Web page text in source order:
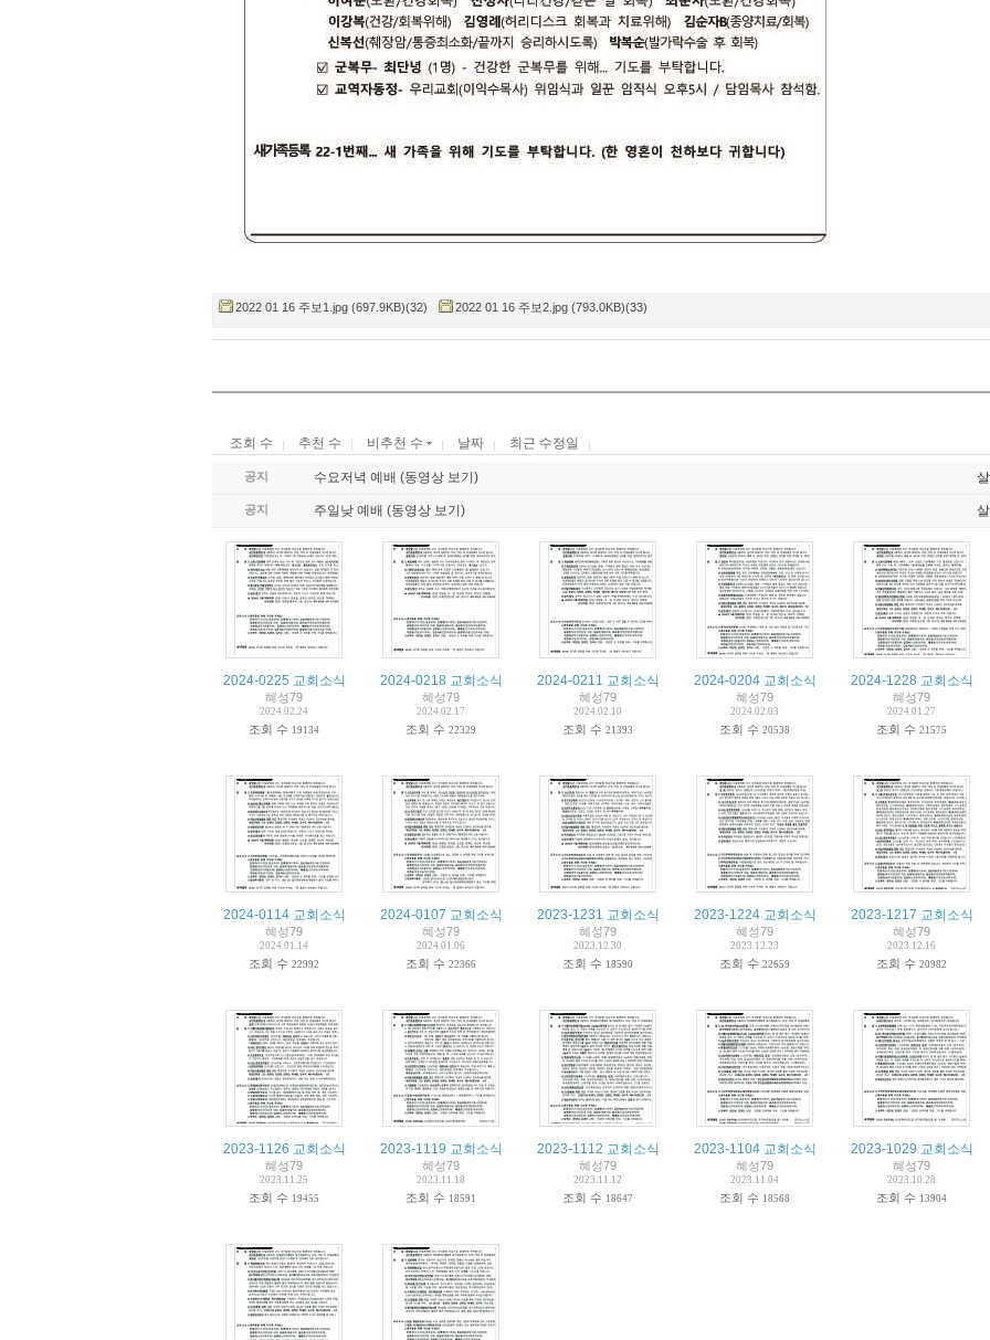
2022 01 16 주보1.jpg (697.9KB)(32) 2022 01 16 주보2.jpg (793.0KB)(33)
조회 수 추천 수 비추천 수 날짜 최근 수정일
공지 수요저녁 예배 (동영상 보기)
공지 주일낮 예배 (동영상 보기)
2024-0225 교회소식
혜성79
2024.02.24
조회 수 19134
2024-0218 교회소식
혜성79
2024.02.17
조회 수 22329
2024-0211 교회소식
혜성79
2024.02.10
조회 수 21393
2024-0204 교회소식
혜성79
2024.02.03
조회 수 20538
2024-1228 교회소식
혜성79
2024.01.27
조회 수 21575
2024-0114 교회소식
혜성79
2024.01.14
조회 수 22992
2024-0107 교회소식
혜성79
2024.01.06
조회 수 22366
2023-1231 교회소식
혜성79
2023.12.30
조회 수 18590
2023-1224 교회소식
혜성79
2023.12.23
조회 수 22659
2023-1217 교회소식
혜성79
2023.12.16
조회 수 20982
2023-1126 교회소식
혜성79
2023.11.25
조회 수 19455
2023-1119 교회소식
혜성79
2023.11.18
조회 수 18591
2023-1112 교회소식
혜성79
2023.11.12
조회 수 18647
2023-1104 교회소식
혜성79
2023.11.04
조회 수 18568
2023-1029 교회소식
혜성79
2023.10.28
조회 수 13904